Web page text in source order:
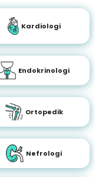
Kardiologi
Endokrinologi
Ortopedik
Nefrologi